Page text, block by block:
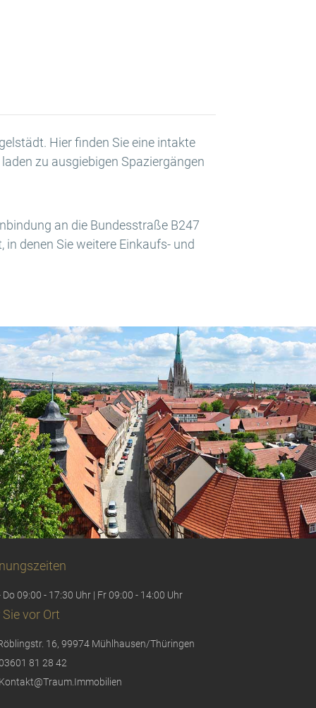
Hier finden Sie eine intakte
zu ausgiebigen Spaziergängen
an die Bundesstraße B247
denen Sie weitere Einkaufs- und
Do 09:00 - 17:30 Uhr | Fr 09:00 - 14:00 Uhr
Sie vor Ort
16, 99974 Mühlhausen/Thüringen
81 28 42
Kontakt@Traum.Immobilien